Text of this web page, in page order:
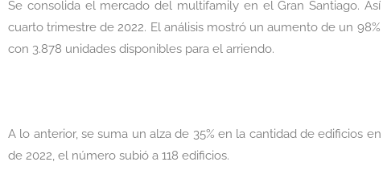
Se consolida el mercado del multifamily en el Gran Santiago.
cuarto trimestre de 2022. El análisis mostró un aumento de un
con 3.878 unidades disponibles para el arriendo.
A lo anterior, se suma un alza de 35% en la cantidad de edificios
de 2022, el número subió a 118 edificios.